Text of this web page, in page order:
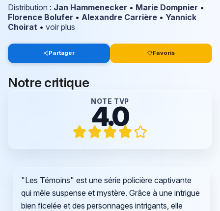
Distribution : Jan Hammenecker • Marie Dompnier •
Florence Bolufer • Alexandre Carrière • Yannick
Choirat • voir plus
Partager Favoris
Notre critique
NOTE TVP
4.0
"Les Témoins" est une série policière captivante
qui mêle suspense et mystère. Grâce à une intrigue
bien ficelée et des personnages intrigants, elle